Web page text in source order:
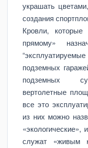
украшать
создания
Кровли,
прямому»
подземных
подземных
вертолетные
все это
из них можно
служат «живым